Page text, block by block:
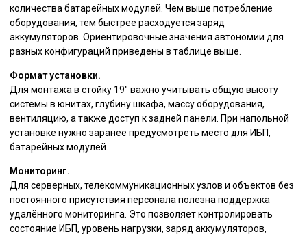
количества батарейных модулей. Чем выше потребление
оборудования, тем быстрее расходуется заряд
аккумуляторов. Ориентировочные значения автономии для
разных конфигураций приведены в таблице выше.
Формат установки.
Для монтажа в стойку 19″ важно учитывать общую высоту
системы в юнитах, глубину шкафа, массу оборудования,
вентиляцию, а также доступ к задней панели. При напольной
установке нужно заранее предусмотреть место для ИБП,
батарейных модулей.
Мониторинг.
Для серверных, телекоммуникационных узлов и объектов без
постоянного присутствия персонала полезна поддержка
удалённого мониторинга. Это позволяет контролировать
состояние ИБП, уровень нагрузки, заряд аккумуляторов,